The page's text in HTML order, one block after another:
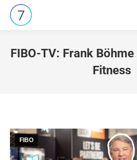
FIBO-TV: Frank Böhme
Fitness
FIBO